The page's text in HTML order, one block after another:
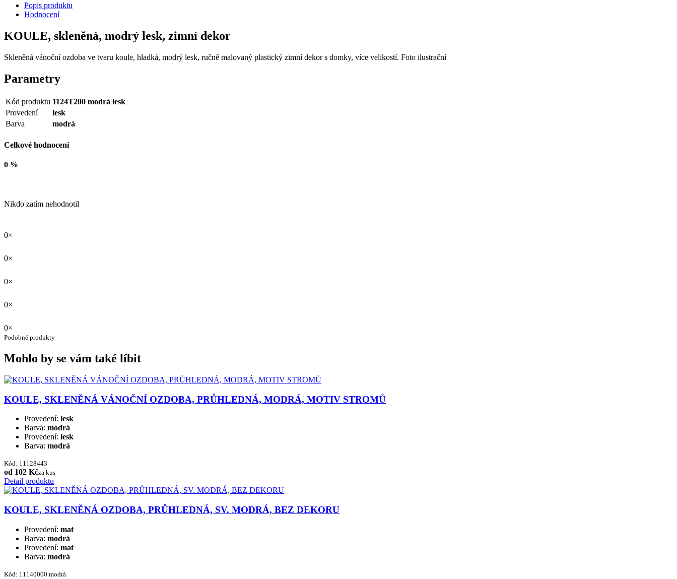
Popis produktu
Hodnocení
KOULE, skleněná, modrý lesk, zimní dekor
Skleněná vánoční ozdoba ve tvaru koule, hladká, modrý lesk, ručně malovaný plastický zimní dekor s domky, více velikostí. Foto ilustrační
Parametry
Kód produktu 1124T200 modrá lesk
Provedení
lesk
Barva
modrá
Celkové hodnocení
0 %
Nikdo zatím nehodnotil
0×
0×
0×
0×
0×
Podobné produkty
Mohlo by se vám také líbit
KOULE, SKLENĚNÁ VÁNOČNÍ OZDOBA, PRŮHLEDNÁ, MODRÁ, MOTIV STROMŮ
Provedení: lesk
Barva: modrá
Provedení: lesk
Barva: modrá
Kód: 11128443
od 102 Kčza kus
Detail produktu
KOULE, SKLENĚNÁ OZDOBA, PRŮHLEDNÁ, SV. MODRÁ, BEZ DEKORU
Provedení: mat
Barva: modrá
Provedení: mat
Barva: modrá
Kód: 11140000 modrá